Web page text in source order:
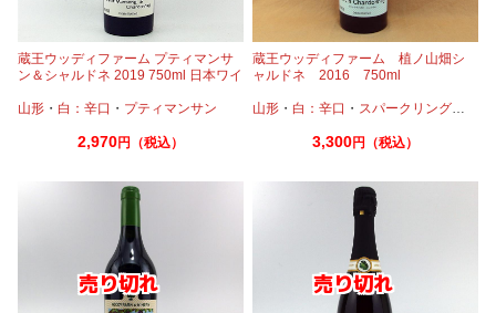
蔵王ウッディファーム プティマンサ
ン＆シャルドネ 2019 750ml 日本ワイ
山形 ・ 白：辛口 ・ プティマンサン
2,970円（税込）
蔵王ウッディファーム 植ノ山畑シ
ャルドネ 2016 750ml
山形 ・ 白：辛口 ・ スパークリングワイン
3,300円（税込）